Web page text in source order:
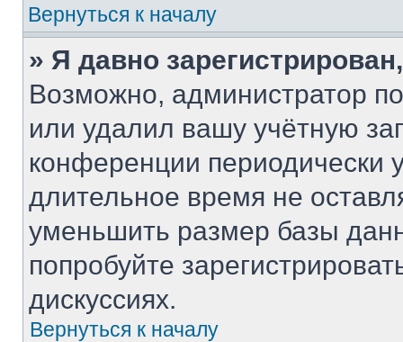
Вернуться к началу
» Я давно
Возможно, администратор
или удалил вашу учётную
конференции периодически
длительное время не
уменьшить размер базы
попробуйте
дискуссиях.
Вернуться к началу